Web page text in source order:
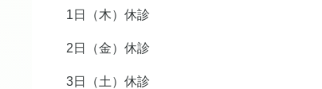
1日（木）休診
2日（金）休診
3日（土）休診